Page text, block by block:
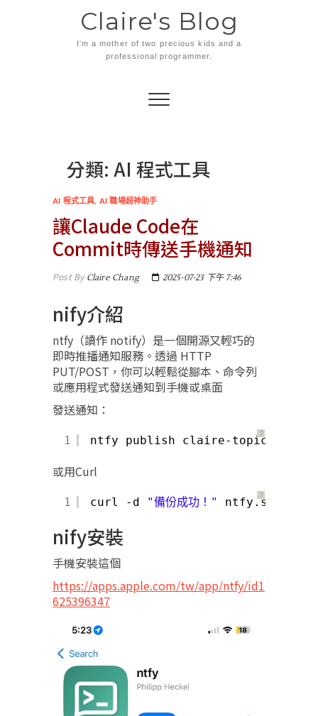
Claire's Blog
I'm a mother of two precious kids and a
professional programmer.
分類: AI 程式工具
AI 程式工具, AI 職場超神助手
讓Claude Code在
Commit時傳送手機通知
Post ByClaire Chang 2025-07-23 下午 7:46
nify介紹
ntfy（讀作 notify）是一個開源又輕巧的
即時推播通知服務。透過 HTTP
PUT/POST，你可以輕鬆從腳本、命令列
或應用程式發送通知到手機或桌面
發送通知：
？
1 ntfy publish claire-topic
或用Curl
？
1 curl -d "備份成功！" ntfy.sh
nify安裝
手機安裝這個
https://apps.apple.com/tw/app/ntfy/id1
625396347